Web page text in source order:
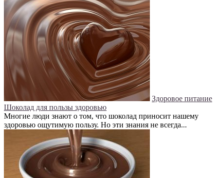
Здоровое питание
Шоколад для пользы здоровью
Многие люди знают о том, что шоколад приносит нашему
здоровью ощутимую пользу. Но эти знания не всегда...